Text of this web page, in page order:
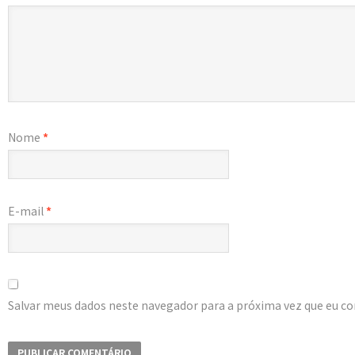
Nome *
E-mail*
Salvar meus dados neste navegador para a próxima vez que eu